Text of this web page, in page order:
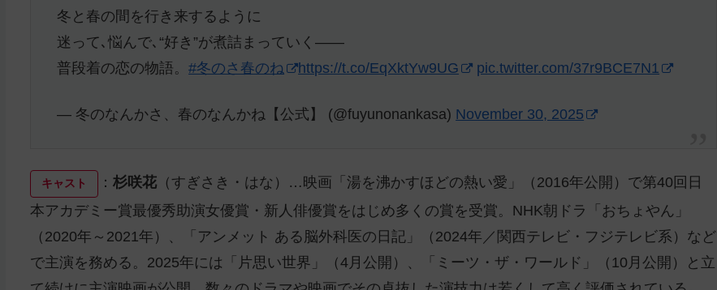
冬と春の間を⾏き来するように
迷って､悩んで､“好き”が煮詰まっていく——
普段着の恋の物語。#冬のさ春のね https://t.co/EqXktYw9UG pic.twitter.com/37r9BCE7N1
— 冬のなんかさ、春のなんかね【公式】 (@fuyunonankasa) November 30, 2025
キャスト ： 杉咲花（すぎさき・はな）…映画「湯を沸かすほどの熱い愛」（2016年公開）で第40回日
本アカデミー賞最優秀助演女優賞・新人俳優賞をはじめ多くの賞を受賞。NHK朝ドラ「おちょやん」
（2020年～2021年）、「アンメット ある脳外科医の日記」（2024年／関西テレビ・フジテレビ系）など
で主演を務める。2025年には「⽚思い世界」（4月公開）、「ミーツ・ザ・ワールド」（10月公開）と立